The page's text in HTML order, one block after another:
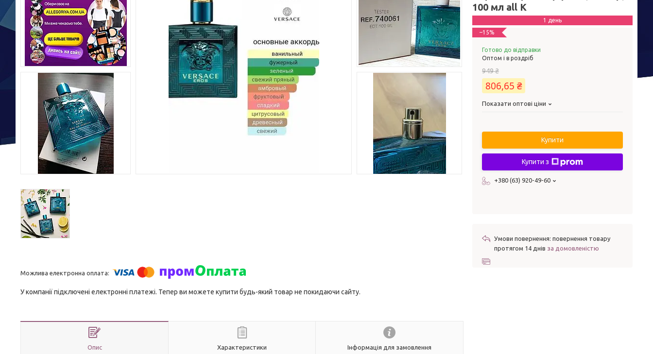
У компанії підключені електронні платежі. Тепер ви можете купити будь-який товар не покидаючи сайту.
Опис Характеристики Інформація для замовлення
100 мл all К
1 день
–15%
Готово до відправки
Оптом і в роздріб
949 ₴
806,65 ₴
Показати оптові ціни
Купити
Купити з
+380 (63) 920-49-60
повернення товару
протягом 14 днів за домовленістю